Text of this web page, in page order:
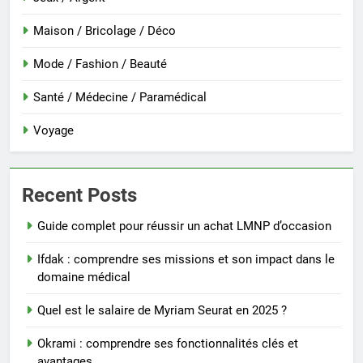
Maison / Bricolage / Déco
Mode / Fashion / Beauté
Santé / Médecine / Paramédical
Voyage
Recent Posts
Guide complet pour réussir un achat LMNP d’occasion
Ifdak : comprendre ses missions et son impact dans le
domaine médical
Quel est le salaire de Myriam Seurat en 2025 ?
Okrami : comprendre ses fonctionnalités clés et